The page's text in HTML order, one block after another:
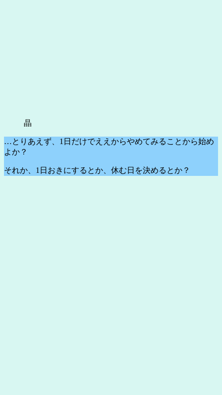
晶
…とりあえず、1日だけでええからやめてみることから始め
よか？
それか、1日おきにするとか、休む日を決めるとか？